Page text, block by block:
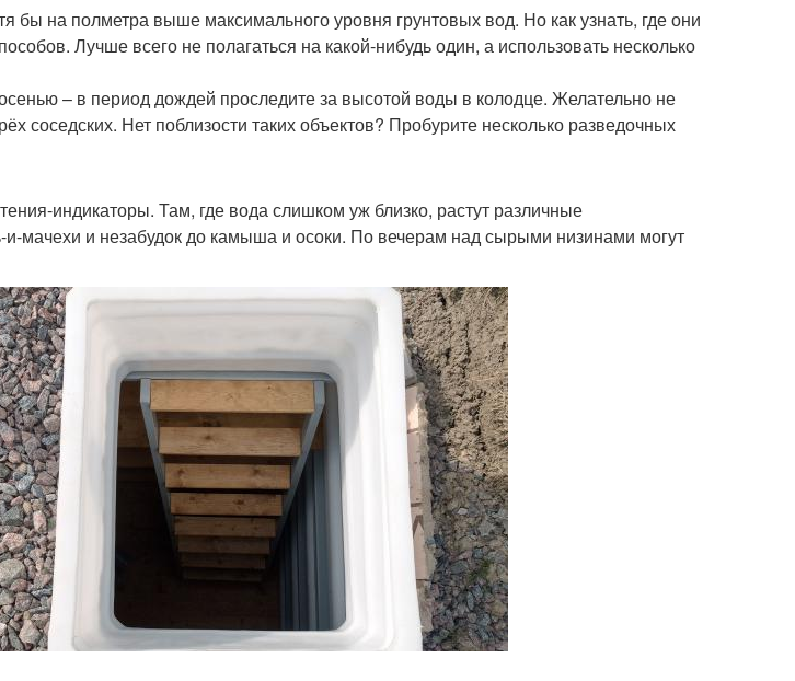
бы на полметра выше максимального уровня грунтовых вод. Но как узнать, где они
Лучше всего не полагаться на какой-нибудь один, а использовать несколько
– в период дождей проследите за высотой воды в колодце. Желательно не
соседских. Нет поблизости таких объектов? Пробурите несколько разведочных
индикаторы. Там, где вода слишком уж близко, растут различные
мачехи и незабудок до камыша и осоки. По вечерам над сырыми низинами могут